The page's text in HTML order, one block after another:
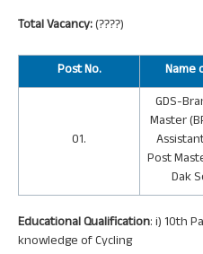
Total Vacancy:(????)
PostNo. Name
01.
GDS-
Master
Post
Dak
Educational Qualification: i) 10th
knowledge of Cycling